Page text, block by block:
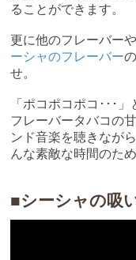
ることができます。
更に他のフレーバー
ーシャのフレーバー
せ。
「ポコポコポコ･･･
フレーバータバコの
ンド音楽を聴きなが
んな素敵な時間のた
■シーシャの吸